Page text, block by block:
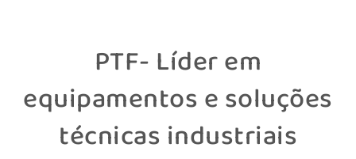
PTF- Líder em
equipamentos e soluções
técnicas industriais